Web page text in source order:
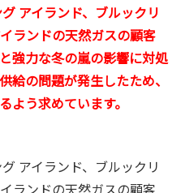
アイランド、ブルックリ
ランドの天然ガスの顧客
強力な冬の嵐の影響に対処
給の問題が発生したため、
よう求めています。
アイランド、ブルックリ